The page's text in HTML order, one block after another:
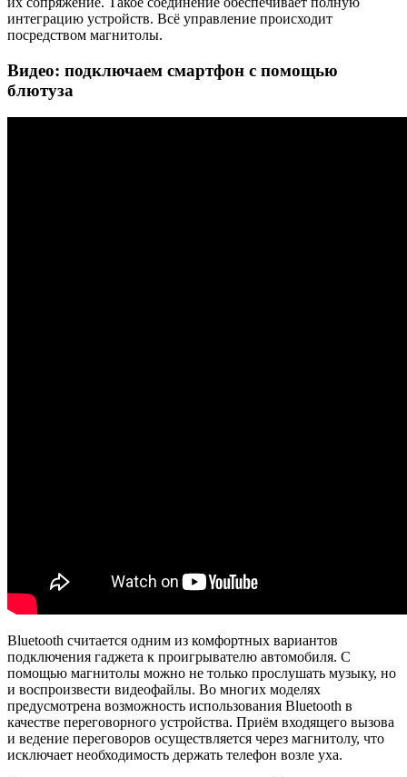
интеграцию устройств. Всё управление происходит
посредством магнитолы.
Видео: подключаем смартфон с помощью
блютуза
Bluetooth считается одним из комфортных вариантов
подключения гаджета к проигрывателю автомобиля. С
помощью магнитолы можно не только прослушать музыку, но
и воспроизвести видеофайлы. Во многих моделях
предусмотрена возможность использования Bluetooth в
качестве переговорного устройства. Приём входящего вызова
и ведение переговоров осуществляется через магнитолу, что
исключает необходимость держать телефон возле уха.